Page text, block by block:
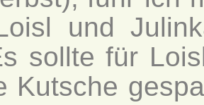
und
sollte für
Kutsche